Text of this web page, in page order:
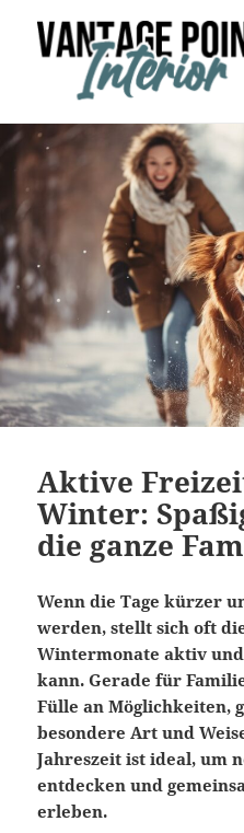
Vantage Point
Aktive
Winter:
die ganze
Wenn die Tage kürzer
werden, stellt sich oft
Wintermonate aktiv
kann. Gerade für
Fülle an Möglichkeiten,
besondere Art und
Jahreszeit ist ideal, um
entdecken und
erleben.